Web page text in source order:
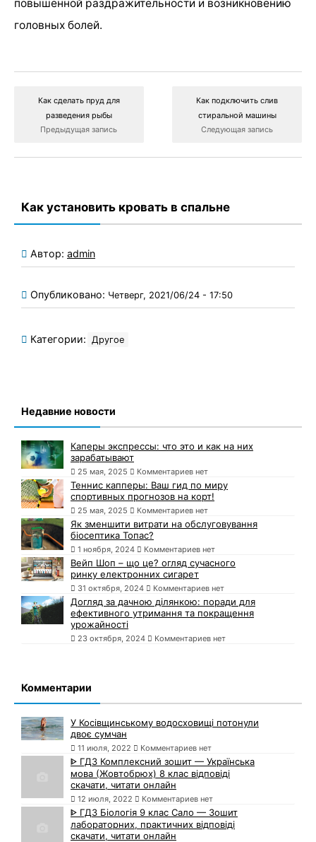
повышенной раздражительности и возникновению
головных болей.
Как сделать пруд для
разведения рыбы
Предыдущая запись
Как подключить слив
стиральной машины
Следующая запись
Как установить кровать в спальне
Автор: admin
Опубликовано: Четверг, 2021/06/24 - 17:50
Категории: Другое
Недавние новости
Каперы экспрессы: что это и как на них
зарабатывают
25 мая, 2025 Комментариев нет
Теннис капперы: Ваш гид по миру
спортивных прогнозов на корт!
25 мая, 2025 Комментариев нет
Як зменшити витрати на обслуговування
біосептика Топас?
1 ноября, 2024 Комментариев нет
Вейп Шоп – що це? огляд сучасного
ринку електронних сигарет
31 октября, 2024 Комментариев нет
Догляд за дачною ділянкою: поради для
ефективного утримання та покращення
урожайності
23 октября, 2024 Комментариев нет
Комментарии
У Косівщинському водосховищі потонули
двоє сумчан
11 июля, 2022 Комментариев нет
ᐈ ГДЗ Комплексний зошит — Українська
мова (Жовтобрюх) 8 клас відповіді
скачати, читати онлайн
12 июля, 2022 Комментариев нет
ᐈ ГДЗ Біологія 9 клас Сало — Зошит
лабораторних, практичних відповіді
скачати, читати онлайн